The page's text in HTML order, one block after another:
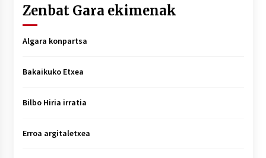
Zenbat Gara ekimenak
Algara konpartsa
Bakaikuko Etxea
Bilbo Hiria irratia
Erroa argitaletxea